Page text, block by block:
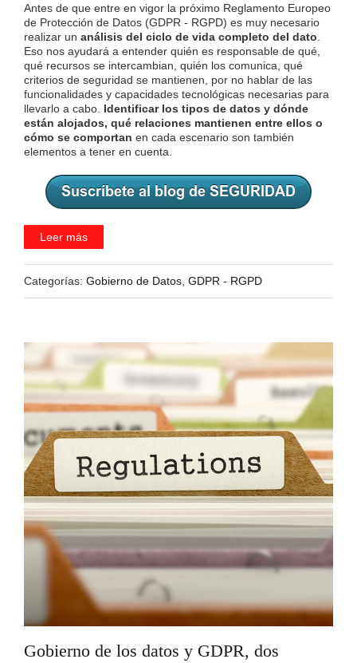
Antes de que entre en vigor la próximo Reglamento Europeo
de Protección de Datos (GDPR - RGPD) es muy necesario
realizar un análisis del ciclo de vida completo del dato
Eso nos ayudará a entender quién es responsable de qué,
qué recursos se intercambian, quién los comunica, qué
criterios de seguridad se mantienen, por no hablar de las
funcionalidades y capacidades tecnológicas necesarias para
llevarlo a cabo. Identificar los tipos de datos y dónde
están alojados, qué relaciones mantienen entre ellos o
cómo se comportan en cada escenario son también
elementos a tener en cuenta.
Leer más
Categorías: Gobierno de Datos GDPR - RGPD
Gobierno de los datos y GDPR, dos